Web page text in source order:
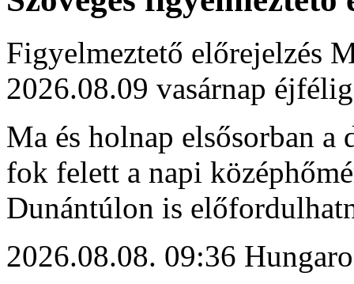
Figyelmeztető előrejelzés
2026.08.09 vasárnap éjfélig
Ma és holnap elsősorban
fok felett a napi
Dunántúlon is
2026.08.08. 09:36